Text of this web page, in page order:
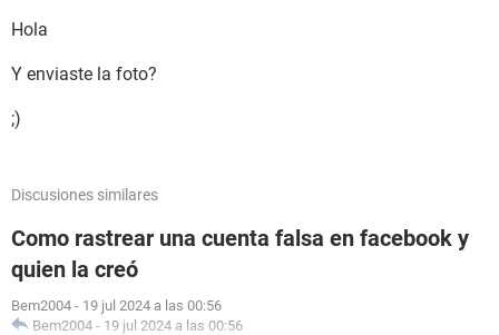
Hola
Y enviaste la foto?
;)
Discusiones similares
Como rastrear una cuenta falsa en facebook y
quien la creó
Bem2004 - 19 jul 2024 a las 00:56
Bem2004 - 19 jul 2024 a las 00:56